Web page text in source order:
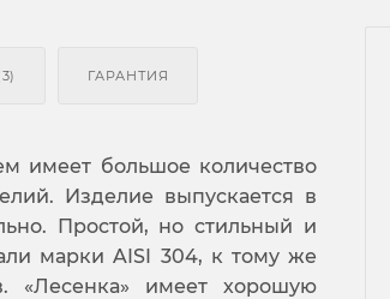
ГАРАНТИЯ
имеет большое количество
Изделие выпускается в
Простой, но стильный и
марки AISI 304, к тому же
«Лесенка» имеет хорошую